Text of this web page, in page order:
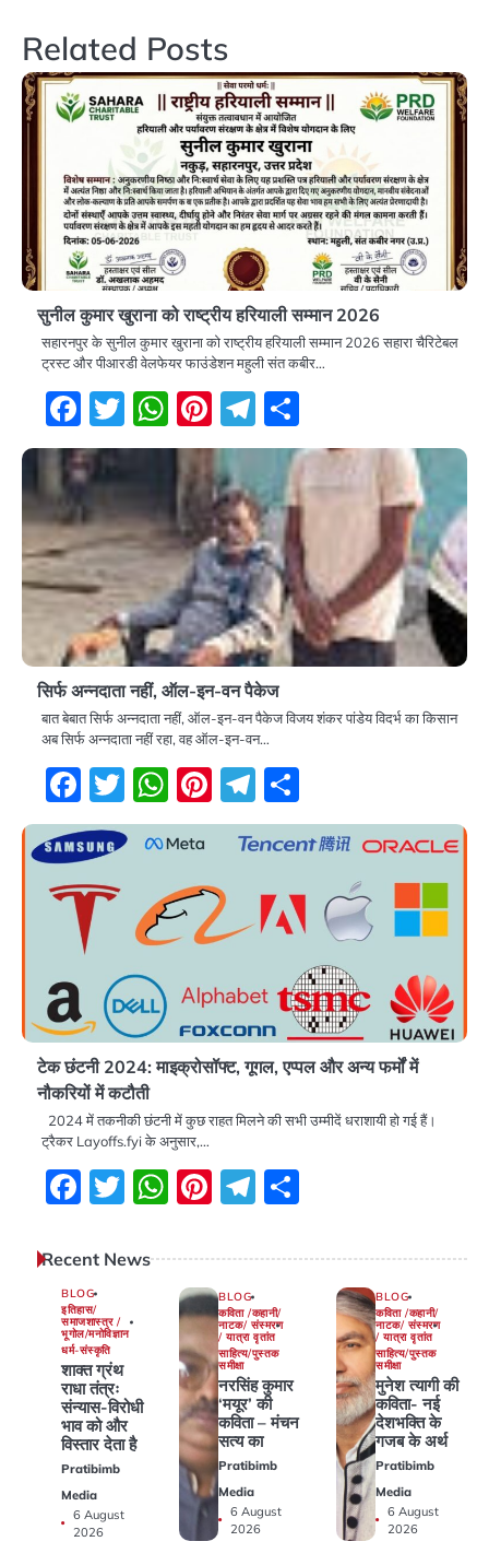
Related Posts
सुनील कुमार खुराना को राष्ट्रीय हरियाली सम्मान 2026
सहारनपुर के सुनील कुमार खुराना को राष्ट्रीय हरियाली सम्मान 2026 सहारा चैरिटेबल
ट्रस्ट और पीआरडी वेलफेयर फाउंडेशन महुली संत कबीर…
Facebook
Twitter
WhatsApp
Pinterest
Telegram
सिर्फ अन्नदाता नहीं, ऑल-इन-वन पैकेज
बात बेबात सिर्फ अन्नदाता नहीं, ऑल-इन-वन पैकेज विजय शंकर पांडेय विदर्भ का किसान
अब सिर्फ अन्नदाता नहीं रहा, वह ऑल-इन-वन…
Facebook
Twitter
WhatsApp
Pinterest
Telegram
टेक छंटनी 2024: माइक्रोसॉफ्ट, गूगल, एप्पल और अन्य फर्मों में
नौकरियों में कटौती
2024 में तकनीकी छंटनी में कुछ राहत मिलने की सभी उम्मीदें धराशायी हो गई हैं।
ट्रैकर Layoffs.fyi के अनुसार,…
Facebook
Twitter
WhatsApp
Pinterest
Telegram
Recent News
BLOG
इतिहास/
समाजशास्त्र /
भूगोल/मनोविज्ञान
धर्म-संस्कृति
शाक्त ग्रंथ
राधा तंत्रः
संन्यास-विरोधी
भाव को और
विस्तार देता है
Pratibimb
Media
6 August
2026
BLOG
कविता /कहानी/
नाटक/ संस्मरण
/ यात्रा वृतांत
साहित्य/पुस्तक
समीक्षा
नरसिंह कुमार
‘मयूर’ की
कविता – मंचन
सत्य का
Pratibimb
Media
6 August
2026
BLOG
कविता /कहानी/
नाटक/ संस्मरण
/ यात्रा वृतांत
साहित्य/पुस्तक
समीक्षा
मुनेश त्यागी की
कविता- नई
देशभक्ति के
गजब के अर्थ
Pratibimb
Media
6 August
2026